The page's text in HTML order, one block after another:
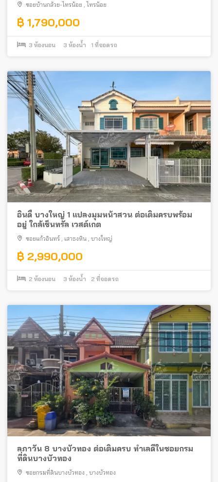
ซอยบ้านกล้วย-ไทรน้อย ไทรน้อย
฿ 1,790,000
3 ห้องนอน 3 ห้องน้ำ 1 ที่จอดรถ
อินดี้ บางใหญ่ 1 แปลงมุมหน้าสวน ต่อเติมครบพร้อม
อยู่ ใกล้เซ็นทรัล เวสต์เกต
ซอยแก้วอินทร์ เสาธงหิน บางใหญ่
฿ 2,990,000
2 ห้องนอน 3 ห้องน้ำ 2 ที่จอดรถ
ลภาวัน 8 บางบัวทอง ต่อเติมครบ ทำเลดีในซอยกรม
ที่ดินบางบัวทอง
ซอยกรมที่ดินบางบัวทอง บางบัวทอง